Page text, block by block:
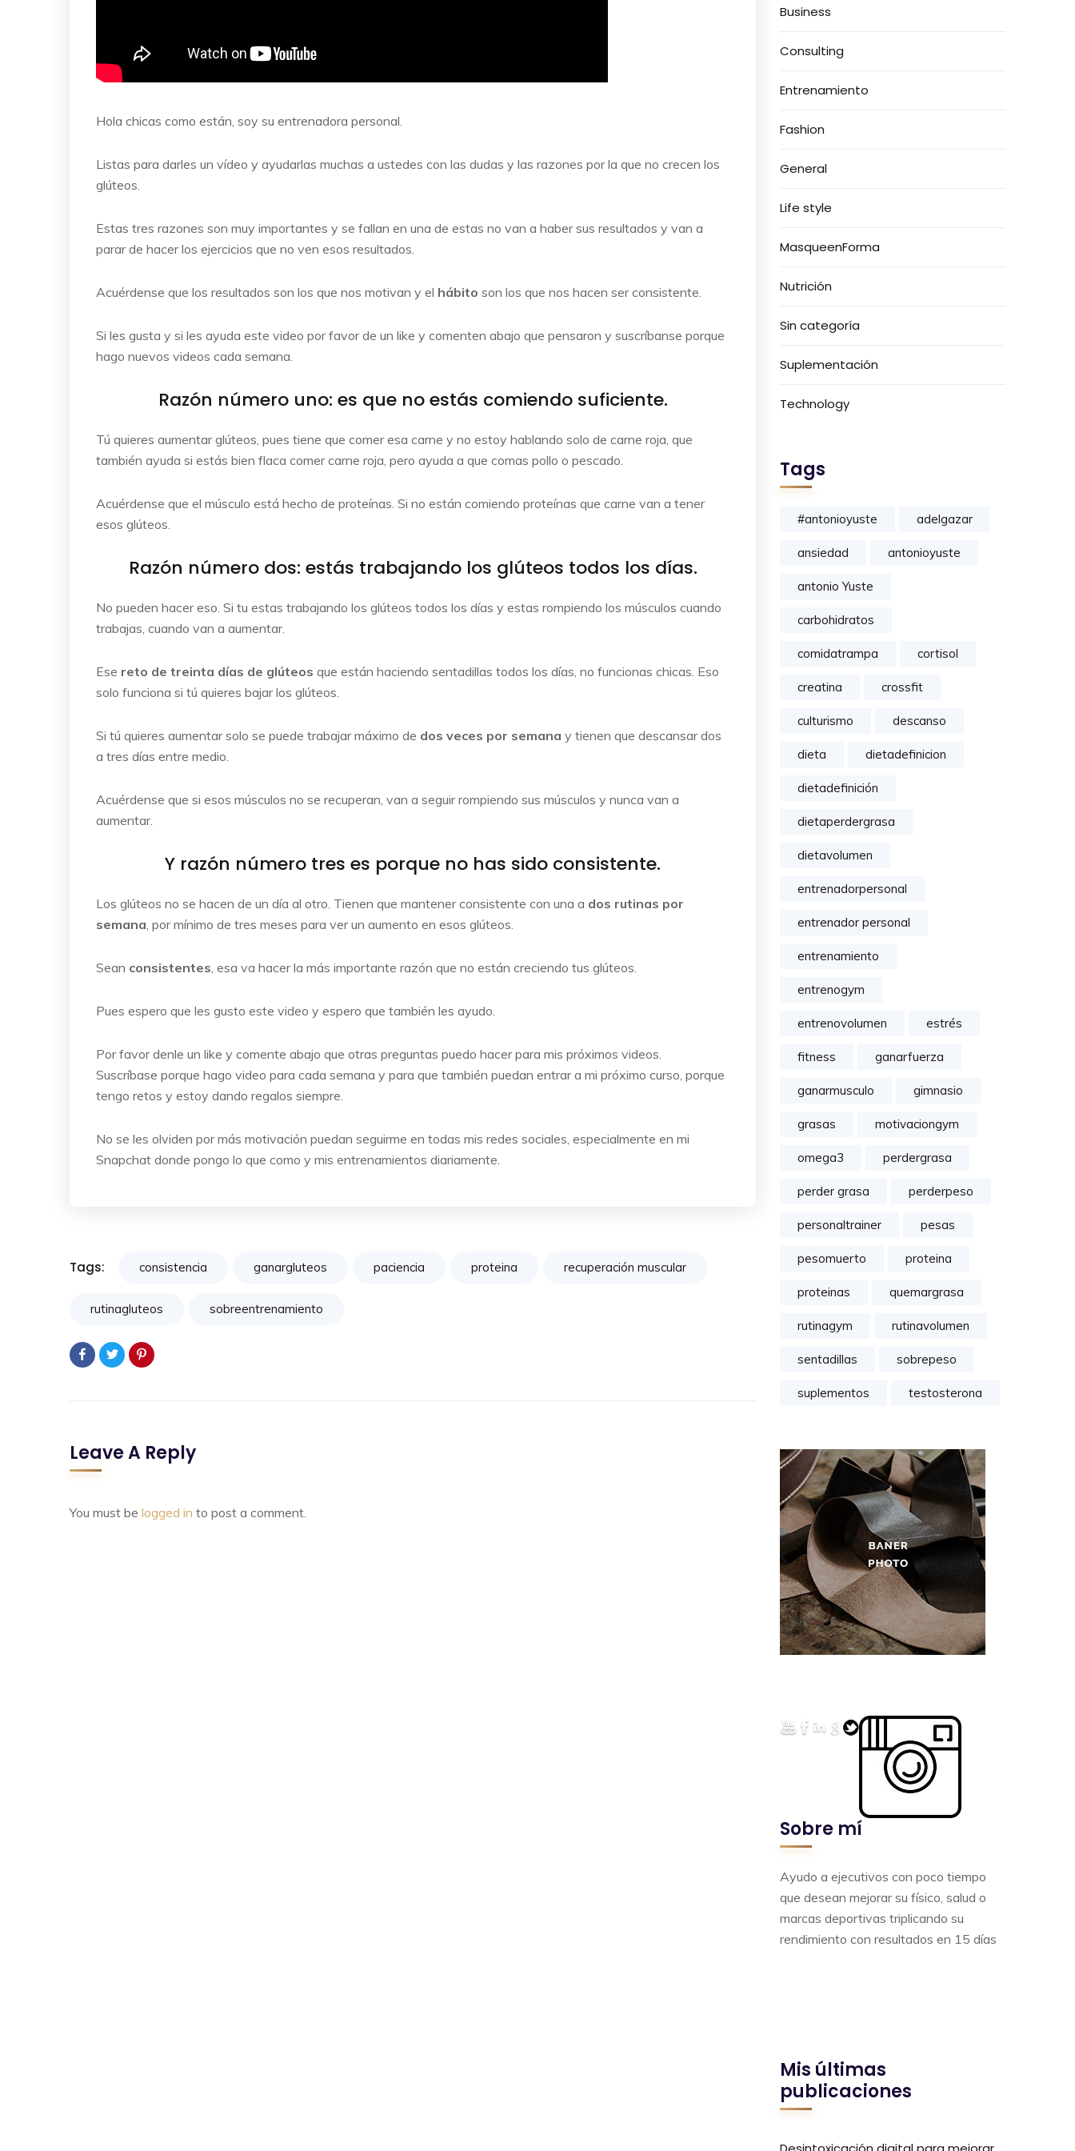
Hola chicas como están, soy su entrenadora personal.
Listas para darles un vídeo y ayudarlas muchas a ustedes con las dudas y las razones por la que no crecen los
glúteos.
Estas tres razones son muy importantes y se fallan en una de estas no van a haber sus resultados y van a
parar de hacer los ejercicios que no ven esos resultados.
Acuérdense que los resultados son los que nos motivan y el hábito son los que nos hacen ser consistente.
Si les gusta y si les ayuda este video por favor de un like y comenten abajo que pensaron y suscríbanse porque
hago nuevos videos cada semana.
Razón número uno: es que no estás comiendo suficiente.
Tú quieres aumentar glúteos, pues tiene que comer esa carne y no estoy hablando solo de carne roja, que
también ayuda si estás bien flaca comer carne roja, pero ayuda a que comas pollo o pescado.
Acuérdense que el músculo está hecho de proteínas. Si no están comiendo proteínas que carne van a tener
esos glúteos.
Razón número dos: estás trabajando los glúteos todos los días.
No pueden hacer eso. Si tu estas trabajando los glúteos todos los días y estas rompiendo los músculos cuando
trabajas, cuando van a aumentar.
Ese reto de treinta días de glúteos que están haciendo sentadillas todos los días, no funcionas chicas. Eso
solo funciona si tú quieres bajar los glúteos.
Si tú quieres aumentar solo se puede trabajar máximo de dos veces por semana y tienen que descansar dos
a tres días entre medio.
Acuérdense que si esos músculos no se recuperan, van a seguir rompiendo sus músculos y nunca van a
aumentar.
Y razón número tres es porque no has sido consistente.
Los glúteos no se hacen de un día al otro. Tienen que mantener consistente con una a dos rutinas por
semana, por mínimo de tres meses para ver un aumento en esos glúteos.
Sean consistentes, esa va hacer la más importante razón que no están creciendo tus glúteos.
Pues espero que les gusto este video y espero que también les ayudo.
Por favor denle un like y comente abajo que otras preguntas puedo hacer para mis próximos videos.
Suscríbase porque hago video para cada semana y para que también puedan entrar a mi próximo curso, porque
tengo retos y estoy dando regalos siempre.
No se les olviden por más motivación puedan seguirme en todas mis redes sociales, especialmente en mi
Snapchat donde pongo lo que como y mis entrenamientos diariamente.
Tags: consistencia ganargluteos paciencia proteina recuperación muscular
rutinagluteos sobreentrenamiento
Leave A Reply
You must be logged in to post a comment.
Business
Consulting
Entrenamiento
Fashion
General
Life style
MasqueenForma
Nutrición
Sin categoría
Suplementación
Technology
Tags
#antonioyuste adelgazar
ansiedad antonioyuste
antonio Yuste
carbohidratos
comidatrampa cortisol
creatina crossfit
culturismo descanso
dieta dietadefinicion
dietadefinición
dietaperdergrasa
dietavolumen
entrenadorpersonal
entrenador personal
entrenamiento
entrenogym
entrenovolumen estrés
fitness ganarfuerza
ganarmusculo gimnasio
grasas motivaciongym
omega3 perdergrasa
perder grasa perderpeso
personaltrainer pesas
pesomuerto proteina
proteinas quemargrasa
rutinagym rutinavolumen
sentadillas sobrepeso
suplementos testosterona
Sobre mí
Ayudo a ejecutivos con poco tiempo
que desean mejorar su físico, salud o
marcas deportivas triplicando su
rendimiento con resultados en 15 días
Mis últimas
publicaciones